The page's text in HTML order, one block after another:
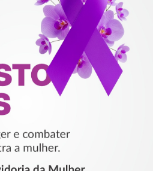
– ACOLHER,
E COMBATER A
CONTRA A